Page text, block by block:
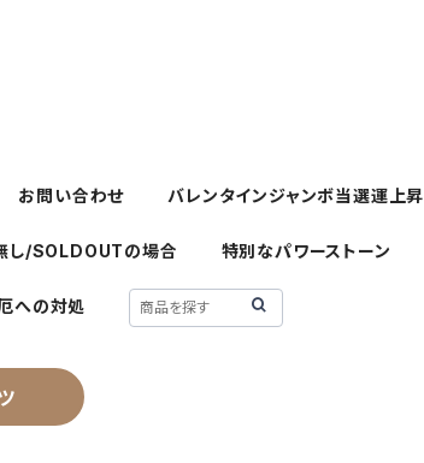
お問い合わせ バレンタインジャンボ当選運上昇
し/SOLDOUTの場合 特別なパワーストーン
への対処